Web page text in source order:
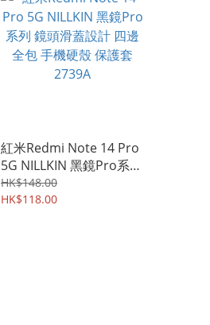
紅米Redmi Note 14 Pro
5G NILLKIN 黑鏡Pro系列
鏡頭滑蓋設計 四邊全包
手機硬殼 保護套 2739A
HK$148.00
HK$118.00